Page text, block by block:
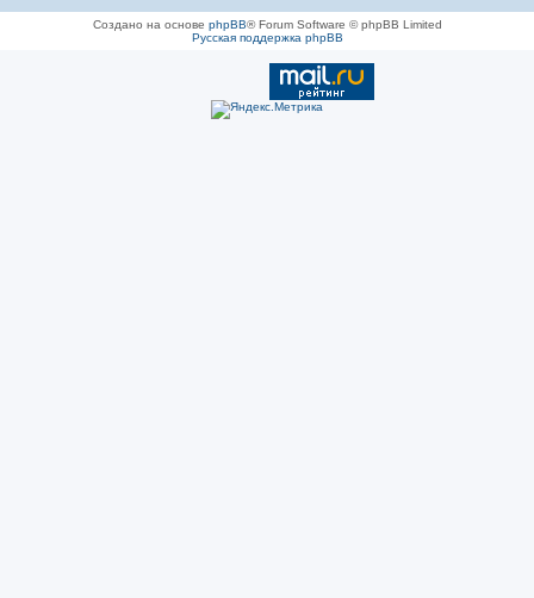
Создано на основе phpBB® Forum Software © phpBB Limited
Русская поддержка phpBB